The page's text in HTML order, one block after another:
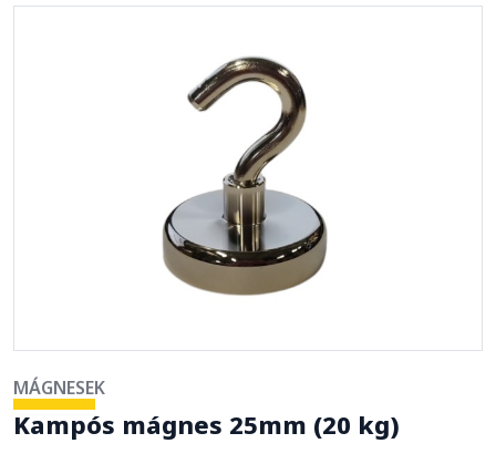
MÁGNESEK
Kampós mágnes 25mm (20 kg)